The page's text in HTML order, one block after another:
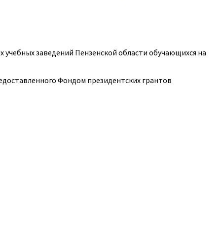
заведений Пензенской области обучающихся на
Фондом президентских грантов